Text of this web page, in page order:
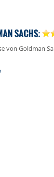
SACHS:
von Goldman